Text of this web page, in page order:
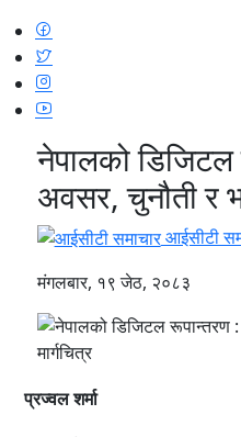
नेपालको
अवसर, चुनौती र
आईसीटी
मंगलबार, १९ जेठ, २०८३
प्रज्वल शर्मा